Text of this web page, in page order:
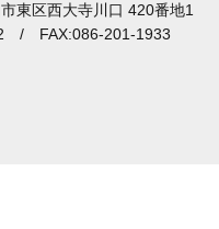
東区西大寺川口 420番地1
/ FAX:086-201-1933